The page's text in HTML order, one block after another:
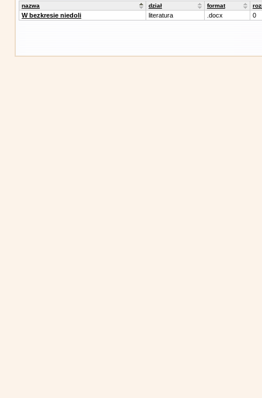
nazwa dział format
W bezkresie niedoli literatura .docx 0